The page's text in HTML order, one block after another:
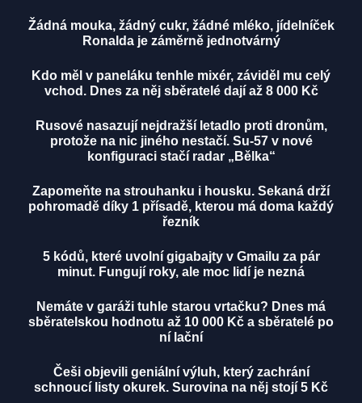
Žádná mouka, žádný cukr, žádné mléko, jídelníček
Ronalda je záměrně jednotvárný
Kdo měl v paneláku tenhle mixér, záviděl mu celý
vchod. Dnes za něj sběratelé dají až 8 000 Kč
Rusové nasazují nejdražší letadlo proti dronům,
protože na nic jiného nestačí. Su-57 v nové
konfiguraci stačí radar „Bělka“
Zapomeňte na strouhanku i housku. Sekaná drží
pohromadě díky 1 přísadě, kterou má doma každý
řezník
5 kódů, které uvolní gigabajty v Gmailu za pár
minut. Fungují roky, ale moc lidí je nezná
Nemáte v garáži tuhle starou vrtačku? Dnes má
sběratelskou hodnotu až 10 000 Kč a sběratelé po
ní lační
Češi objevili geniální výluh, který zachrání
schnoucí listy okurek. Surovina na něj stojí 5 Kč